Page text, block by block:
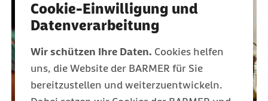
Cookie-Einwilligung und
Datenverarbeitung
Wir schützen Ihre Daten. Cookies helfen
uns, die Website der BARMER für Sie
bereitzustellen und weiterzuentwickeln.